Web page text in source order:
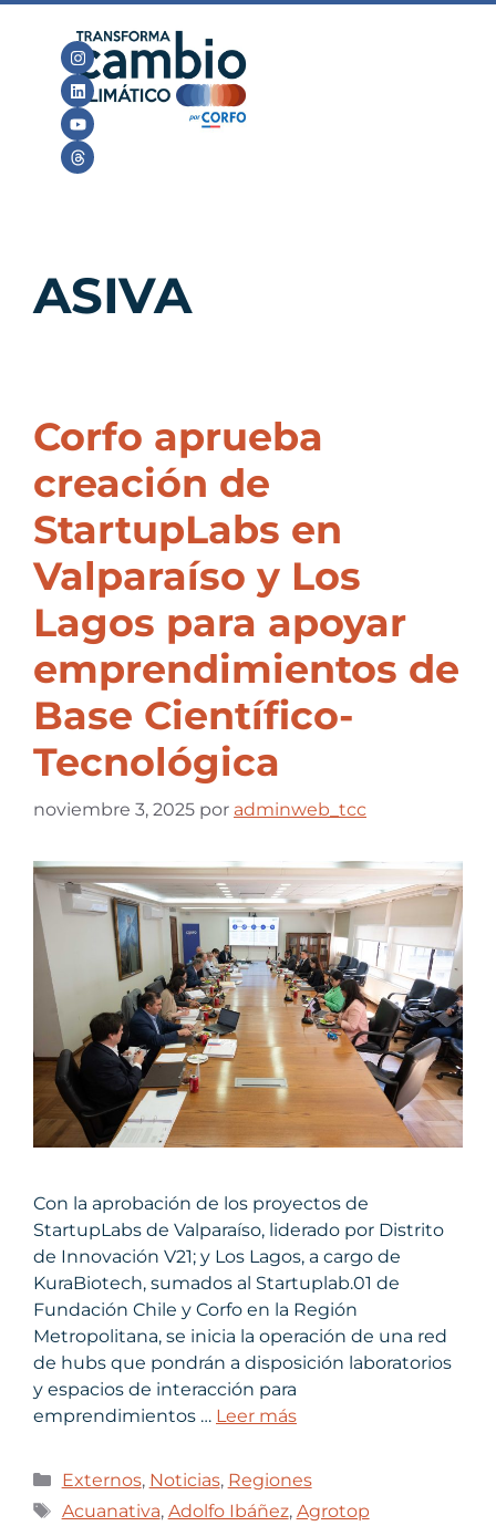
ASIVA
Corfo aprueba
creación de
StartupLabs en
Valparaíso y Los
Lagos para apoyar
emprendimientos de
Base Científico-
Tecnológica
noviembre 3, 2025 por adminweb_tcc
Con la aprobación de los proyectos de
StartupLabs de Valparaíso, liderado por Distrito
de Innovación V21; y Los Lagos, a cargo de
KuraBiotech, sumados al Startuplab.01 de
Fundación Chile y Corfo en la Región
Metropolitana, se inicia la operación de una red
de hubs que pondrán a disposición laboratorios
y espacios de interacción para
emprendimientos … Leer más
Externos, Noticias, Regiones
Acuanativa, Adolfo Ibáñez, Agrotop